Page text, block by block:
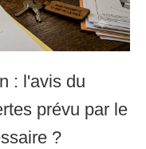
: l'avis du
prévu par le
?